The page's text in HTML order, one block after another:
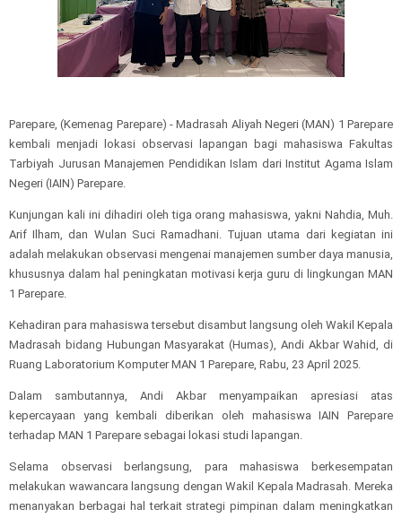
Parepare, (Kemenag Parepare) - Madrasah Aliyah Negeri (MAN) 1 Parepare
kembali menjadi lokasi observasi lapangan bagi mahasiswa Fakultas
Tarbiyah Jurusan Manajemen Pendidikan Islam dari Institut Agama Islam
Negeri (IAIN) Parepare.
Kunjungan kali ini dihadiri oleh tiga orang mahasiswa, yakni Nahdia, Muh.
Arif Ilham, dan Wulan Suci Ramadhani. Tujuan utama dari kegiatan ini
adalah melakukan observasi mengenai manajemen sumber daya manusia,
khususnya dalam hal peningkatan motivasi kerja guru di lingkungan MAN
1 Parepare.
Kehadiran para mahasiswa tersebut disambut langsung oleh Wakil Kepala
Madrasah bidang Hubungan Masyarakat (Humas), Andi Akbar Wahid, di
Ruang Laboratorium Komputer MAN 1 Parepare, Rabu, 23 April 2025.
Dalam sambutannya, Andi Akbar menyampaikan apresiasi atas
kepercayaan yang kembali diberikan oleh mahasiswa IAIN Parepare
terhadap MAN 1 Parepare sebagai lokasi studi lapangan.
Selama observasi berlangsung, para mahasiswa berkesempatan
melakukan wawancara langsung dengan Wakil Kepala Madrasah. Mereka
menanyakan berbagai hal terkait strategi pimpinan dalam meningkatkan